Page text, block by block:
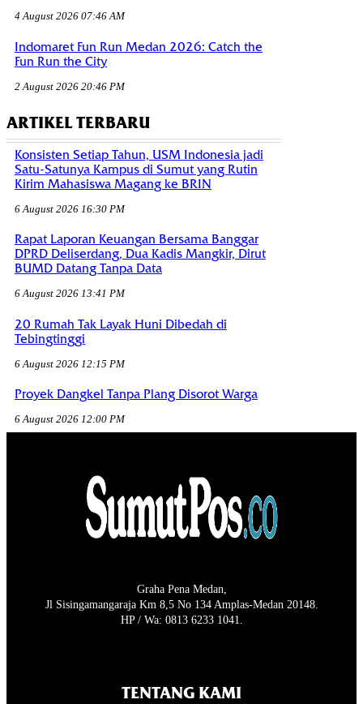
4 August 2026 07:46 AM
Indomaret Fun Run Medan 2026: Catch the
Fun Run the City
2 August 2026 20:46 PM
ARTIKEL TERBARU
Konsisten Setiap Tahun, USM Indonesia jadi
Satu-Satunya Kampus di Sumut yang Rutin
Kirim Mahasiswa Magang ke BRIN
6 August 2026 16:30 PM
Rapat Laporan Keuangan Bersama Banggar
DPRD Deliserdang, Dua Kadis Mangkir, Dirut
BUMD Datang Tanpa Data
6 August 2026 13:41 PM
20 Rumah Tak Layak Huni Dibedah di
Tebingtinggi
6 August 2026 12:15 PM
Proyek Dangkel Tanpa Plang Disorot Warga
6 August 2026 12:00 PM
Graha Pena Medan,
Jl Sisingamangaraja Km 8,5 No 134 Amplas-Medan 20148.
HP / Wa: 0813 6233 1041.
TENTANG KAMI